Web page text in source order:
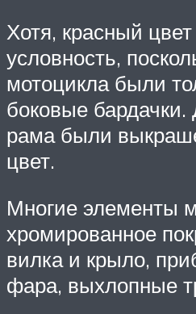
Хотя, красный
условность,
мотоцикла были
боковые бардачки.
рама были
цвет.
Многие элементы
хромированное
вилка и крыло,
фара, выхлопные